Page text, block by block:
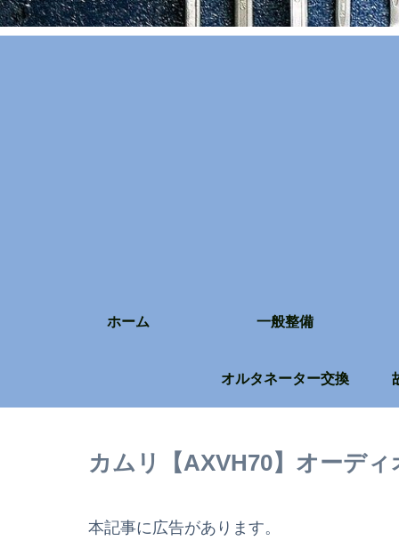
ホーム 一般整備
オルタネーター交換
カムリ【AXVH70】オーデ
本記事に広告があります。